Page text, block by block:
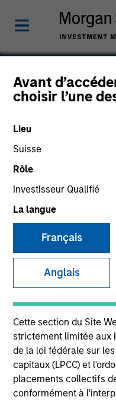
Avant
choisir l’une
Lieu
Suisse
Rôle
Investisseur Qualifié
La langue
Français
Anglais
Cette section du Site
strictement limitée aux
de la loi fédérale sur
capitaux (LPCC) et
placements collectifs
conformément à
Yantra
Technology
COUNTRY
United States